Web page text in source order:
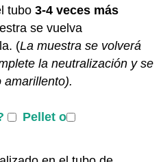
tubo3-4 veces más
se vuelva
(La muestra se volverá
la neutralización y se
amarillento).
Pellet o